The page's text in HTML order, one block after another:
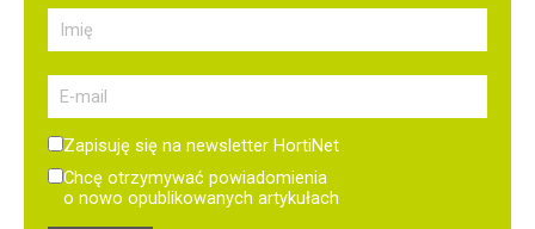
Zapisuję się na newsletter HortiNet
Chcę otrzymywać powiadomienia
o nowo opublikowanych artykułach